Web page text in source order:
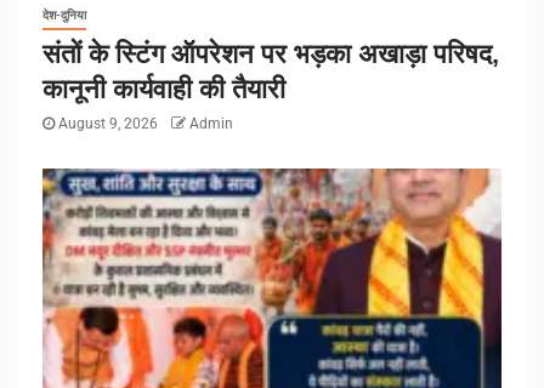
देश-दुनिया
संतों के स्टिंग ऑपरेशन पर भड़का अखाड़ा परिषद,
कानूनी कार्यवाही की तैयारी
August 9, 2026 Admin